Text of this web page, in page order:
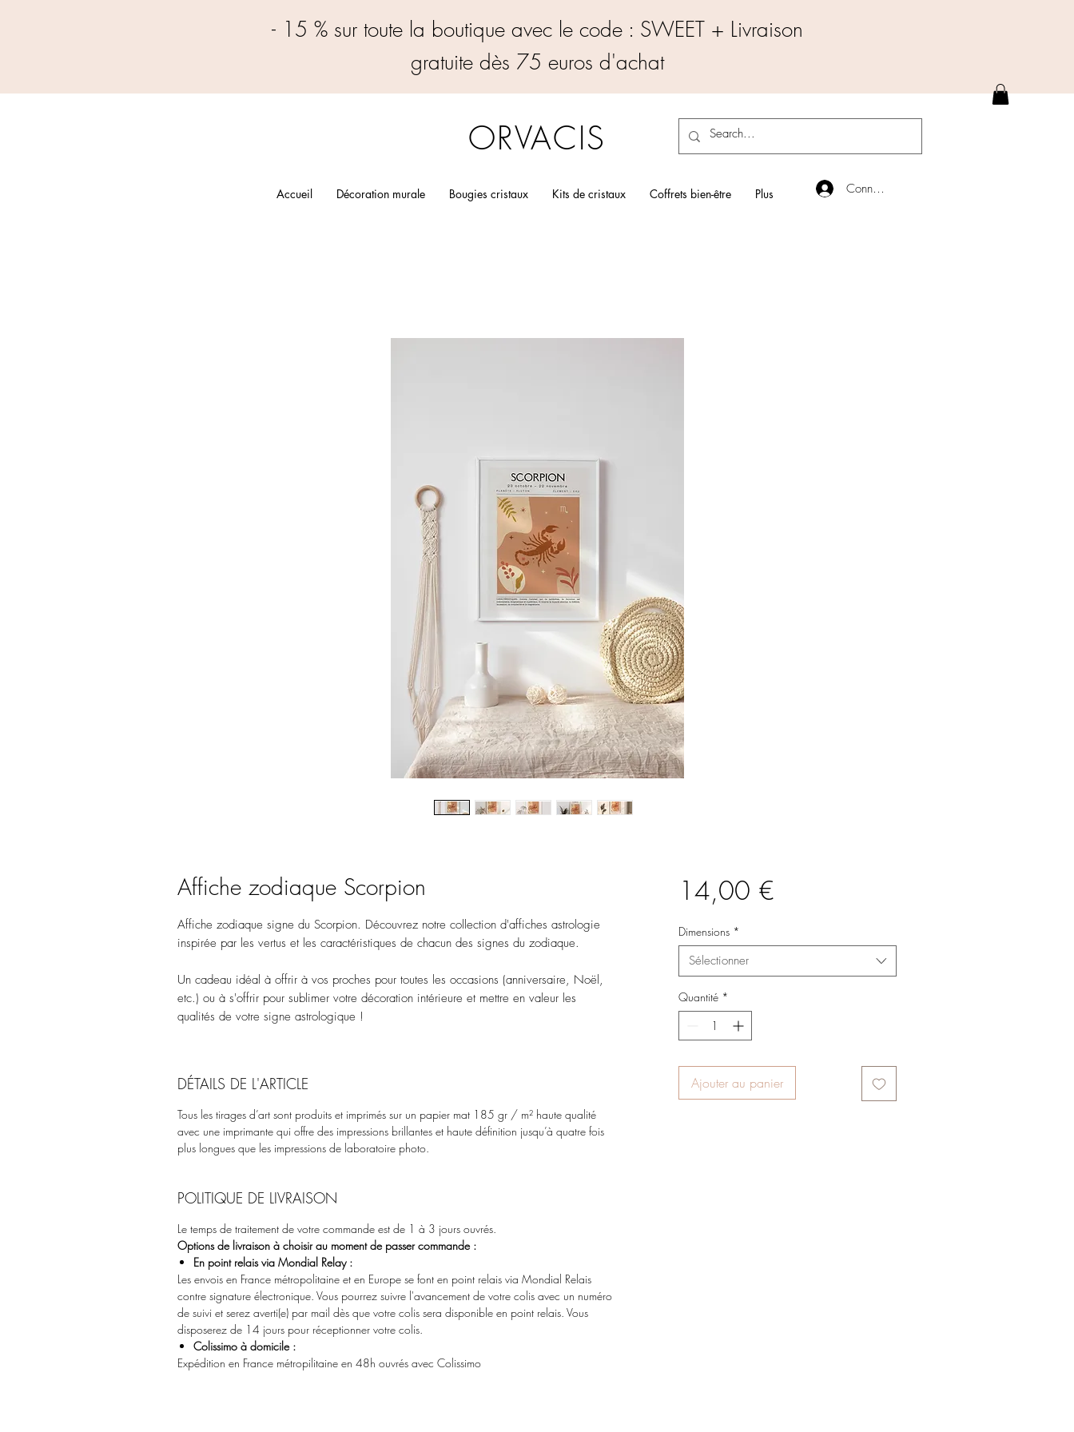
- 15 % sur toute la boutique avec le code : SWEET + Livraison
gratuite dès 75 euros d'achat
ORVACIS
Accueil Décoration murale Bougies cristaux Kits de cristaux Coffrets bien-être Plus Connexion
Affiche zodiaque Scorpion
Affiche zodiaque signe du Scorpion. Découvrez notre collection d'affiches astrologie
inspirée par les vertus et les caractéristiques de chacun des signes du zodiaque.
Un cadeau idéal à offrir à vos proches pour toutes les occasions (anniversaire, Noël,
etc.) ou à s'offrir pour sublimer votre décoration intérieure et mettre en valeur les
qualités de votre signe astrologique !
DÉTAILS DE L'ARTICLE
Tous les tirages d’art sont produits et imprimés sur un papier mat 185 gr / m² haute qualité
avec une imprimante qui offre des impressions brillantes et haute définition jusqu’à quatre fois
plus longues que les impressions de laboratoire photo.
POLITIQUE DE LIVRAISON
Le temps de traitement de votre commande est de 1 à 3 jours ouvrés.
Options de livraison à choisir au moment de passer commande :
En point relais via Mondial Relay :
Les envois en France métropolitaine et en Europe se font en point relais via Mondial Relais
contre signature électronique. Vous pourrez suivre l'avancement de votre colis avec un numéro
de suivi et serez averti(e) par mail dès que votre colis sera disponible en point relais. Vous
disposerez de 14 jours pour réceptionner votre colis.
Colissimo à domicile :
Expédition en France métropilitaine en 48h ouvrés avec Colissimo
14,00 €Prix
Dimensions *
Sélectionner
Quantité *
Ajouter au panier